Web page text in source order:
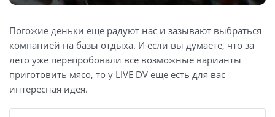
Погожие деньки еще радуют нас и зазывают выбраться
компанией на базы отдыха. И если вы думаете, что за
лето уже перепробовали все возможные варианты
приготовить мясо, то у LIVE DV еще есть для вас
интересная идея.